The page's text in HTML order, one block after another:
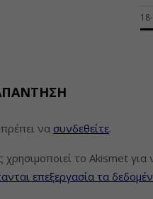
να συνδεθείτε.
το Akismet για
επεξεργασία τα